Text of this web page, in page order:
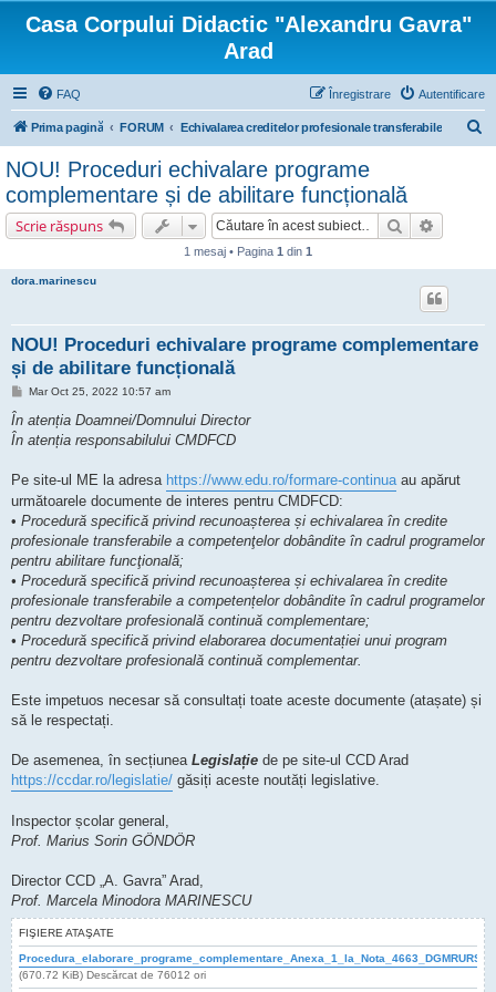
Casa Corpului Didactic "Alexandru Gavra"
Arad
FAQ Autentificare
Înregistrare
Prima pagină FORUM Echivalarea creditelor profesionale transferabile
NOU! Proceduri echivalare programe
complementare și de abilitare funcțională
Scrie răspuns Căutare
1 mesaj • Pagina 1 din 1
dora.marinescu
NOU! Proceduri echivalare programe complementare
și de abilitare funcțională
M
s
Mar Oct 25, 2022 10:57 am
În atenția Doamnei/Domnului Director
În atenția responsabilului CMDFCD
Pe site-ul ME la adresa https://www.edu.ro/formare-continuaau apărut
următoarele documente de interes pentru CMDFCD:
• Procedură specifică privind recunoașterea și echivalarea în credite
profesionale transferabile a competenţelor dobândite în cadrul programelor
pentru abilitare funcţională;
• Procedură specifică privind recunoașterea și echivalarea în credite
profesionale transferabile a competențelor dobândite în cadrul programelor
pentru dezvoltare profesională continuă complementare;
• Procedură specifică privind elaborarea documentației unui program
pentru dezvoltare profesională continuă complementar.
Este impetuos necesar să consultați toate aceste documente (atașate) și
să le respectați.
De asemenea, în secțiunea Legislație de pe site-ul CCD Arad
https://ccdar.ro/legislatie/ găsiți aceste noutăți legislative.
Inspector școlar general,
Prof. Marius Sorin GÖNDÖR
Director CCD „A. Gavra” Arad,
Prof. Marcela Minodora MARINESCU
FIŞIERE ATAŞATE
(670.72 KiB) Descărcat de 76012 ori